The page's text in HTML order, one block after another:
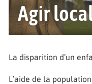
Agir
La disparition d’un
L’aide de la